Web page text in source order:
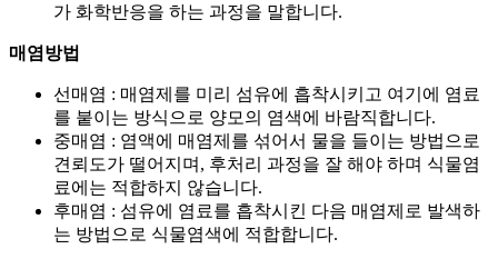
가 화학반응을 하는 과정을 말합니다.
매염방법
선매염 : 매염제를 미리 섬유에 흡착시키고 여기에 염료
를 붙이는 방식으로 양모의 염색에 바람직합니다.
중매염 : 염액에 매염제를 섞어서 물을 들이는 방법으로
견뢰도가 떨어지며, 후처리 과정을 잘 해야 하며 식물염
료에는 적합하지 않습니다.
후매염 : 섬유에 염료를 흡착시킨 다음 매염제로 발색하
는 방법으로 식물염색에 적합합니다.